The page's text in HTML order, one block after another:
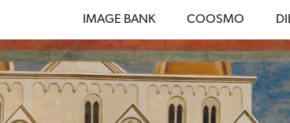
IMAGE BANK COOSMO